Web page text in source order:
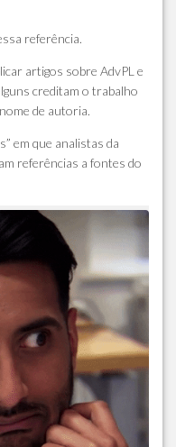
referência.
artigos sobre AdvPL e
creditam o trabalho
de autoria.
em que analistas da
referências a fontes do